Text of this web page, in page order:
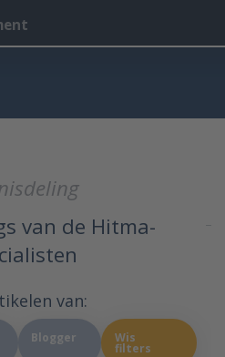
van de Hitma-
van:
Blogger Wis
filters